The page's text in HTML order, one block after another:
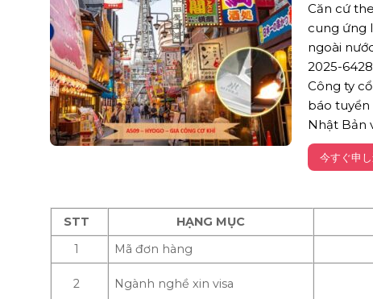
Căn cứ
cung ứng
ngoài
2025-
Công ty
báo tuyển
Nhật Bản
今すぐ申
STT HẠNG MỤC
1
Mã đơn hàng
2 Ngành nghề xin visa